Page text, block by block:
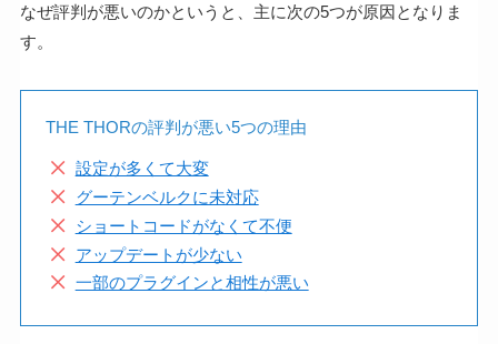
なぜ評判が悪いのかというと、主に次の5つが原因となりま
す。
THE THORの評判が悪い5つの理由
設定が多くて大変
グーテンベルクに未対応
ショートコードがなくて不便
アップデートが少ない
一部のプラグインと相性が悪い